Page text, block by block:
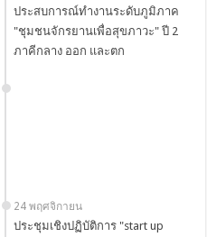
ประสบการณ์ทำงานระดับภูมิภาค
"ชุมชนจักรยานเพื่อสุขภาวะ" ปี 2
ภาคีกลาง ออก และตก
24 พฤศจิกายน
ประชุมเชิงปฏิบัติการ "start up